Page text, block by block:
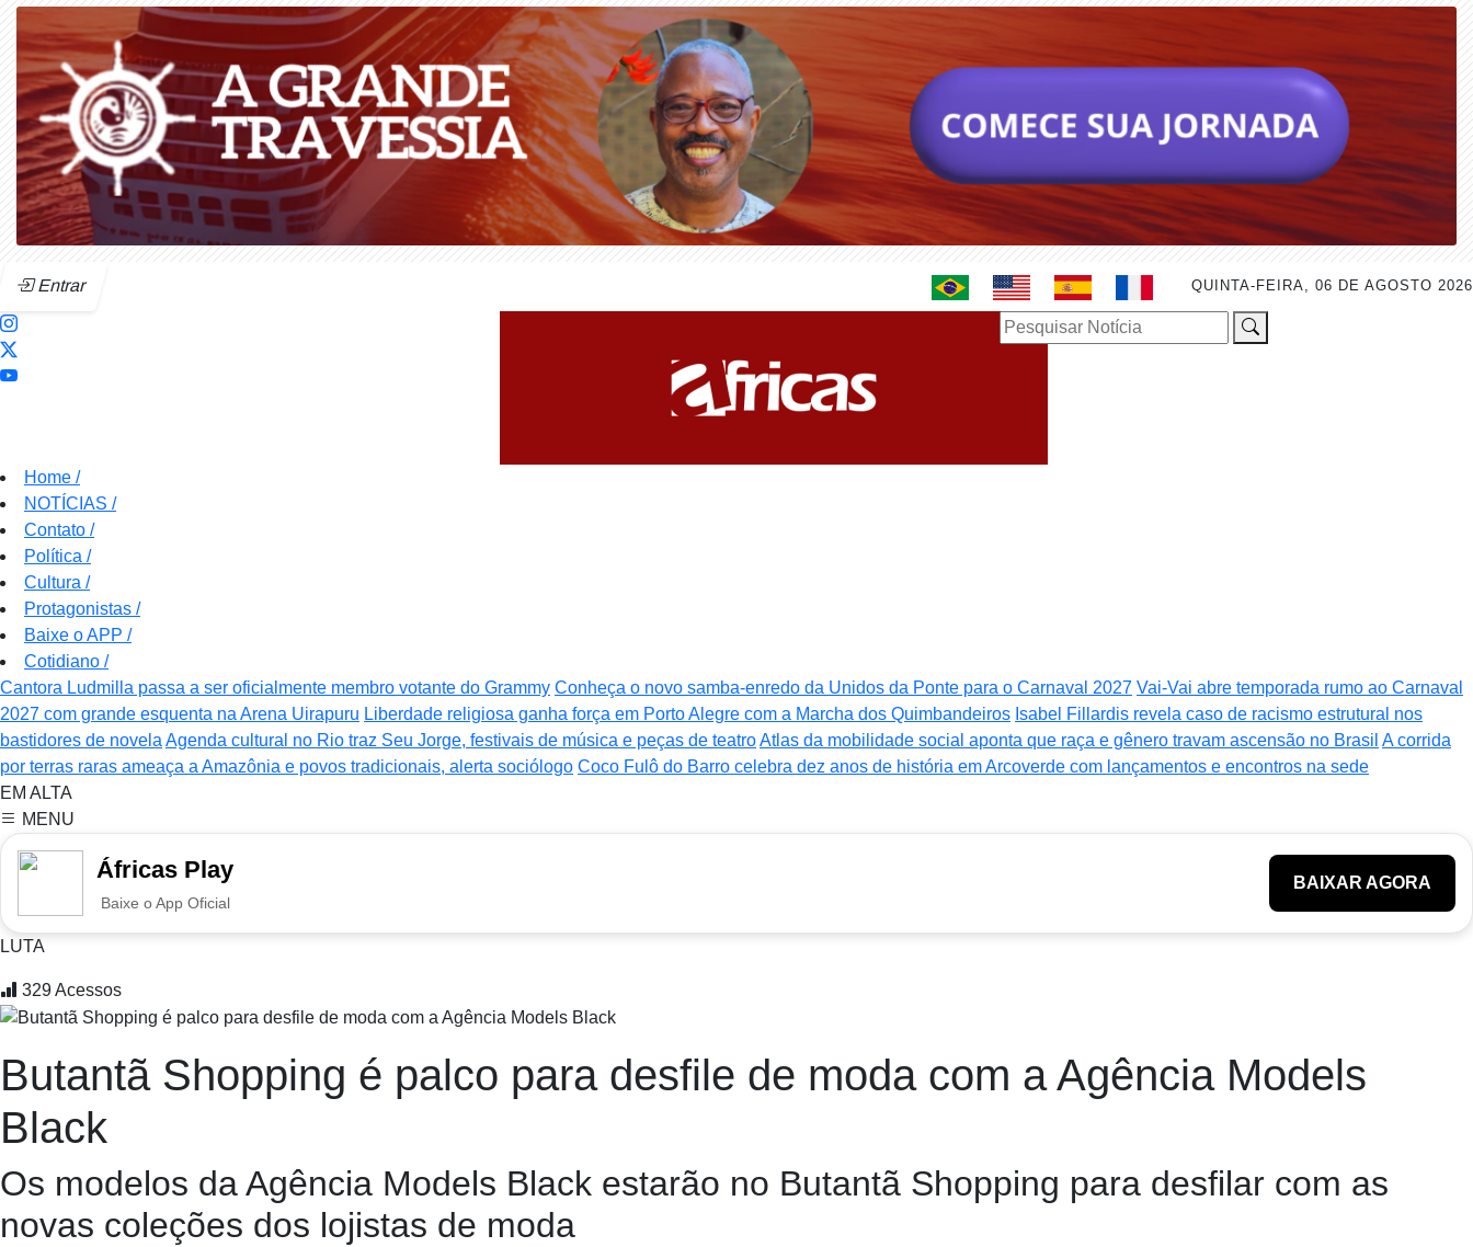
Entrar QUINTA-FEIRA, 06 DE AGOSTO 2026
Pesquisar Notícia
Home /
NOTÍCIAS /
Contato /
Política /
Cultura /
Protagonistas /
Baixe o APP /
Cotidiano /
Cantora Ludmilla passa a ser oficialmente membro votante do Grammy Conheça o novo samba-enredo da Unidos da Ponte para o Carnaval 2027 Vai-Vai abre temporada rumo ao Carnaval
2027 com grande esquenta na Arena Uirapuru Liberdade religiosa ganha força em Porto Alegre com a Marcha dos Quimbandeiros Isabel Fillardis revela caso de racismo estrutural nos
bastidores de novela Agenda cultural no Rio traz Seu Jorge, festivais de música e peças de teatroAtlas da mobilidade social aponta que raça e gênero travam ascensão no Brasil A corrida
por terras raras ameaça a Amazônia e povos tradicionais, alerta sociólogo Coco Fulô do Barro celebra dez anos de história em Arcoverde com lançamentos e encontros na sede
EM ALTA
MENU
Áfricas Play
Baixe o App Oficial
BAIXAR AGORA
LUTA
329Acessos
Butantã Shopping é palco para desfile de moda com a Agência Models
Black
Os modelos da Agência Models Black estarão no Butantã Shopping para desfilar com as
novas coleções dos lojistas de moda